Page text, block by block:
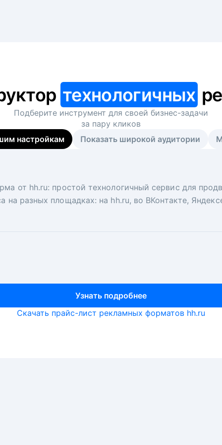
технологичных
Подберите инструмент для своей бизнес-задачи
за пару кликов
настройкам
Показать широкой аудитории
от hh.ru: простой технологичный сервис для
на разных площадках: на hh.ru, во ВКонтакте,
Узнать подробнее
вакансий на главной странице hh.ru.
ключ. Решите, сколько кандидатов и когда вам
рекрутеры и проектные менеджеры hh.ru с
Узнать подробнее
Скачать прайс-лист рекламных форматов hh.ru